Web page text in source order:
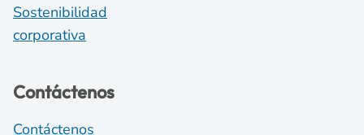
Sostenibilidad
corporativa
Contáctenos
Contáctenos